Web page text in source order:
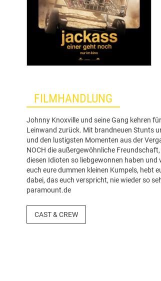
FILMHANDLUNG
Johnny Knoxville und seine Gang kehren
Leinwand zurück. Mit brandneuen Stunts
und den lustigsten Momenten aus der
NOCH die außergewöhnliche
diesen Idioten so liebgewonnen haben
euch eure dummen kleinen Kumpels, hebt
dabei, das euch verspricht, nie wieder so
paramount.de
CAST & CREW